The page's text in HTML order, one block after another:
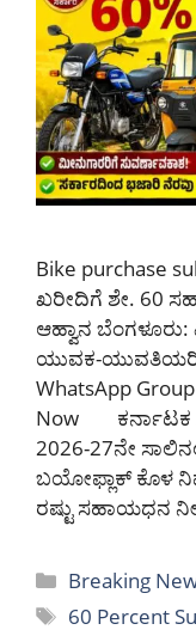
Bike purchase
ಖರೀದಿಗೆ ಶೇ. 60
ಆಹ್ವಾನ ಬೆಂಗಳೂರು:
ಯುವಕ-
WhatsApp
Now ಕರ್ನಾಟಕ
2026-27ನೇ
ಬಯೋಫ್ಲಾಕ್ ಕೊಳ
ರಷ್ಟು ಸಹಾಯಧನ
Categories
Breaking
Tags
60 Percent